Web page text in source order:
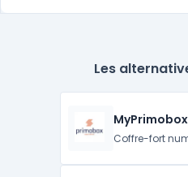
Les
MyPrimobox
Coffre-fort